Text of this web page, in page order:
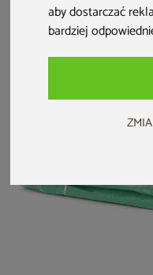
aby dostarczać
bardziej
249 zł